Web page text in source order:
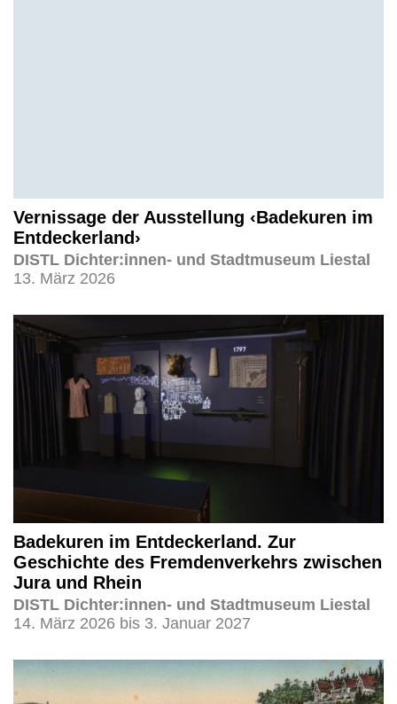
Vernissage der Ausstellung ‹Badekuren im
Entdeckerland›
DISTL Dichter:innen- und Stadtmuseum Liestal
13. März 2026
Badekuren im Entdeckerland. Zur
Geschichte des Fremdenverkehrs zwischen
Jura und Rhein
DISTL Dichter:innen- und Stadtmuseum Liestal
14. März 2026 bis 3. Januar 2027